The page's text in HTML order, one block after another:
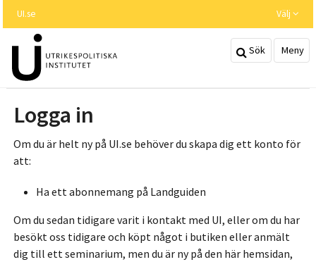
huvudinnehållet
UI.se Välj
Sök Meny
Logga in
Om du är helt ny på UI.se behöver du skapa dig ett konto för
att:
Ha ett abonnemang på Landguiden
Om du sedan tidigare varit i kontakt med UI, eller om du har
besökt oss tidigare och köpt något i butiken eller anmält
dig till ett seminarium, men du är ny på den här hemsidan,